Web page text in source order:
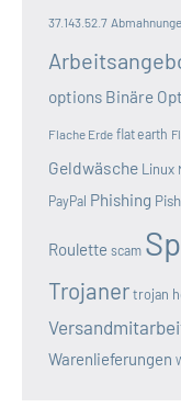
37.143.52.7
options Binäre
Flache Erde flat earth
Geldwäsche Linux
PayPal Phishing
Roulette scam
Trojanertrojan
Warenlieferungen